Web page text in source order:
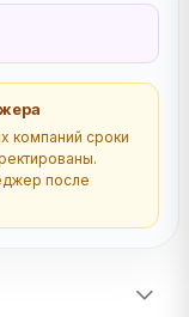
компаний сроки
после